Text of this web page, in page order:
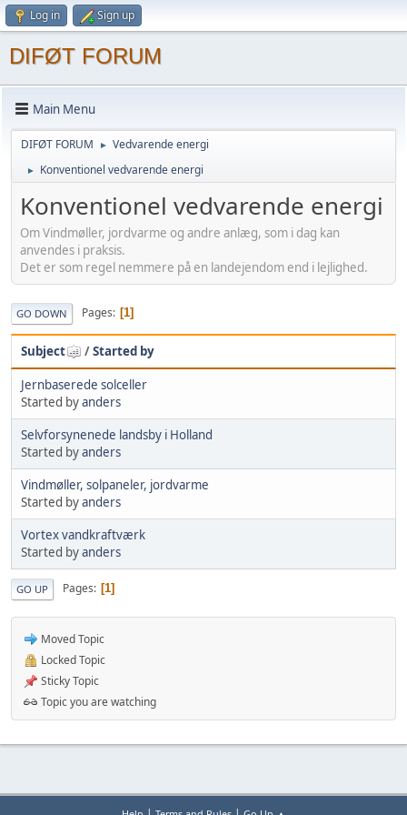
Log in Sign up
DIFØT FORUM
Main Menu
DIFØT FORUM ► Vedvarende energi
► Konventionel vedvarende energi
Konventionel vedvarende energi
Om Vindmøller, jordvarme og andre anlæg, som i dag kan
anvendes i praksis.
Det er som regel nemmere på en landejendom end i lejlighed.
GO DOWN Pages 1
Subject /Started by
Jernbaserede solceller
Started byanders
Selvforsynenede landsby i Holland
Started byanders
Vindmøller, solpaneler, jordvarme
Started byanders
Vortex vandkraftværk
Started byanders
GO UP Pages 1
Moved Topic
Locked Topic
Sticky Topic
Topic you are watching